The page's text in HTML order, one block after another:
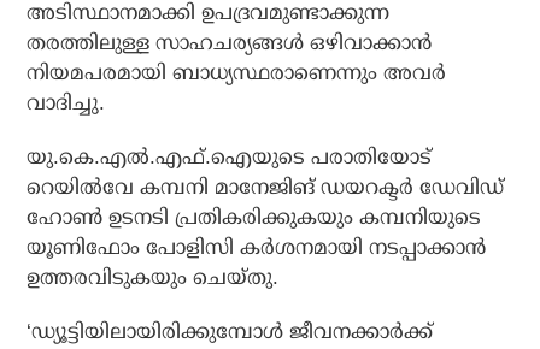
അടിസ്ഥാനമാക്കി ഉപദ്രവമുണ്ടാക്കുന്ന
തരത്തിലുള്ള സാഹചര്യങ്ങള്‍ ഒഴിവാക്കാന്‍
നിയമപരമായി ബാധ്യസ്ഥരാണെന്നും അവര്‍
വാദിച്ചു.
യു.കെ.എല്‍.എഫ്.ഐയുടെ പരാതിയോട്
റെയില്‍വേ കമ്പനി മാനേജിങ് ഡയറക്ടര്‍ ഡേവിഡ്
ഹോണ്‍ ഉടനടി പ്രതികരിക്കുകയും കമ്പനിയുടെ
യൂണിഫോം പോളിസി കര്‍ശനമായി നടപ്പാക്കാന്‍
ഉത്തരവിടുകയും ചെയ്തു.
‘ഡ്യൂട്ടിയിലായിരിക്കുമ്പോള്‍ ജീവനക്കാര്‍ക്ക്